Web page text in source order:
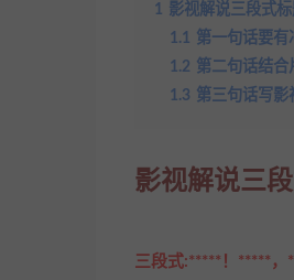
1 影视解说三段式
1.1 第一句话要有
1.2 第二句话结合
1.3 第三句话写影
影视解说三
三段式:*****！*****，